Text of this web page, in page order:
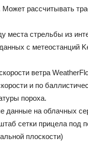
рассчитывать
места стрельбы из
с метеостанций
ветра
и по
пороха.
данные на облачных
сетки прицела под
плоскости)